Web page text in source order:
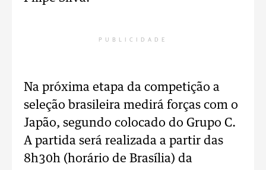
PUBLICIDADE
Na próxima etapa da competição a
seleção brasileira medirá forças com o
Japão, segundo colocado do Grupo C.
A partida será realizada a partir das
8h30h (horário de Brasília) da